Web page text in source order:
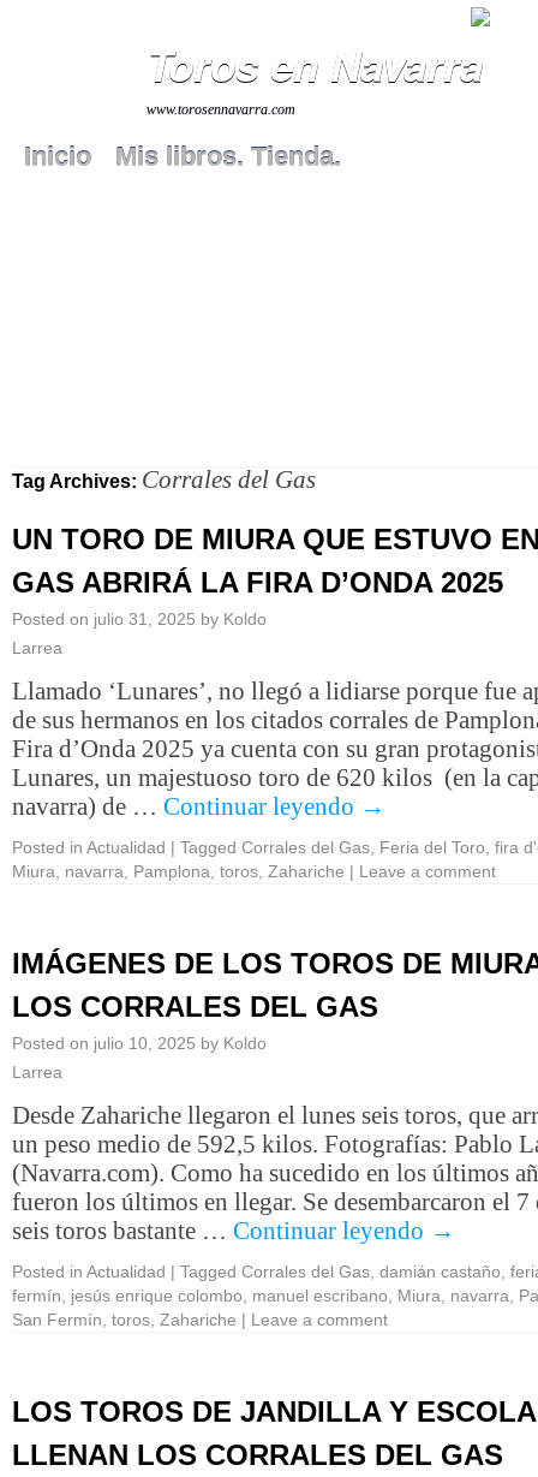
Toros en Navarra
www.torosennavarra.com
Inicio Mis libros. Tienda.
Tag Archives: Corrales del Gas
UN TORO DE MIURA QUE ESTUVO
GAS ABRIRÁ LA FIRA D’ONDA 2025
Posted on julio 31, 2025 by Koldo
Larrea
Llamado ‘Lunares’, no llegó a lidiarse porque fue
de sus hermanos en los citados corrales de
Fira d’Onda 2025 ya cuenta con su gran
Lunares, un majestuoso toro de 620 kilos (en la
navarra) de … Continuar leyendo →
Posted in Actualidad | Tagged Corrales del Gas Feria del Toro fira
Miura
navarra Pamplona toros Zahariche | Leave a comment
IMÁGENES DE LOS TOROS DE
LOS CORRALES DEL GAS
Posted on julio 10, 2025 by Koldo
Larrea
Desde Zahariche llegaron el lunes seis toros, que
un peso medio de 592,5 kilos. Fotografías: Pablo
(Navarra.com). Como ha sucedido en los últimos
fueron los últimos en llegar. Se desembarcaron el
seis toros bastante … Continuar leyendo →
Posted in Actualidad | Tagged Corrales del Gas damián castaño
fermín
jesús enrique colombo manuel escribano Miura navarra
San Fermín toros Zahariche | Leave a comment
LOS TOROS DE JANDILLA Y
LLENAN LOS CORRALES DEL GAS